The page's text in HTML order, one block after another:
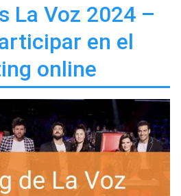
La Voz 2024 –
en el
online